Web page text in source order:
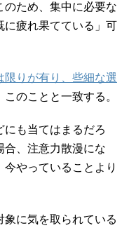
ため、集中に必要な
疲れ果てている」可
限りが有り、些細な選
のことと一致する。
も当てはまるだろ
合、注意力散漫にな
やっていることより
に気を取られている